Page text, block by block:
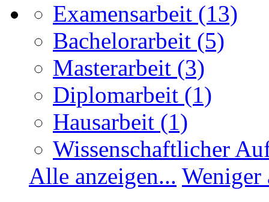
Examensarbeit (13)
Bachelorarbeit (5)
Masterarbeit (3)
Diplomarbeit (1)
Hausarbeit (1)
Wissenschaftlicher
Alle anzeigen... Weniger